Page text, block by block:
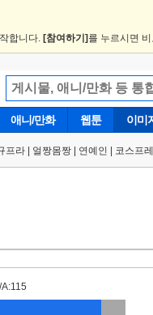
합니다. [참여하기] 를 누르시면
애니/만화 웹툰 이미
프라 얼짱몸짱 연예인 코스프레
A:115